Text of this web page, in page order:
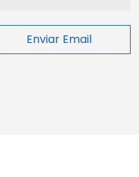
Enviar Email